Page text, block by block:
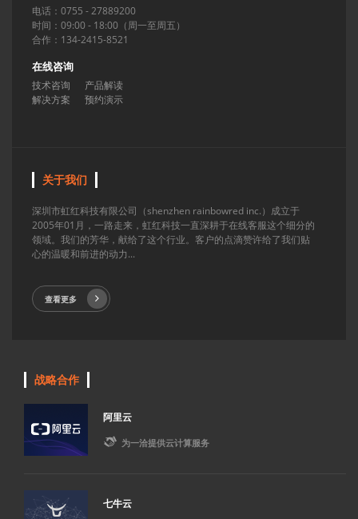
电话：0755 - 27889200
时间：09:00 - 18:00（周一至周五）
合作：134-2415-8521
在线咨询
技术咨询
产品解读
解决方案
预约演示
关于我们
深圳市虹红科技有限公司（shenzhen rainbowred inc.）成立于
2005年01月，一路走来，虹红科技一直深耕于在线客服这个细分的
领域。我们的芳华，献给了这个行业。客户的点滴赞许给了我们贴
心的温暖和前进的动力...
查看更多
战略合作
阿里云
 为一洽提供云计算服务
七牛云